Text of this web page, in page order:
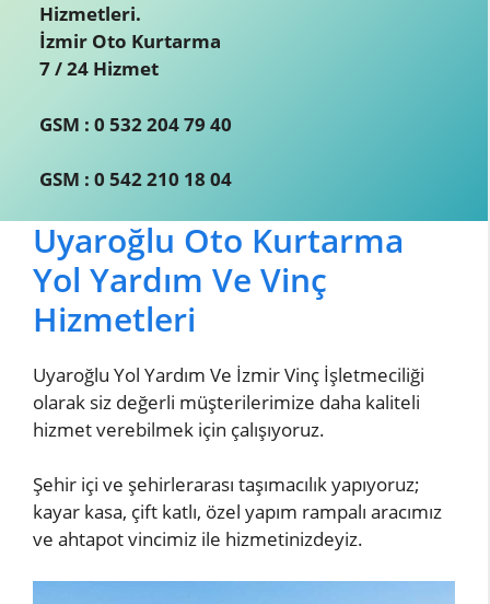
Hizmetleri.
İzmir Oto Kurtarma
7 / 24 Hizmet
GSM : 0 532 204 79 40
GSM : 0 542 210 18 04
Uyaroğlu Oto Kurtarma
Yol Yardım Ve Vinç
Hizmetleri
Uyaroğlu Yol Yardım Ve İzmir Vinç İşletmeciliği
olarak siz değerli müşterilerimize daha kaliteli
hizmet verebilmek için çalışıyoruz.
Şehir içi ve şehirlerarası taşımacılık yapıyoruz;
kayar kasa, çift katlı, özel yapım rampalı aracımız
ve ahtapot vincimiz ile hizmetinizdeyiz.